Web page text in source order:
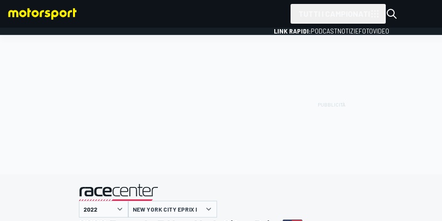
LINK RAPIDI:PODCASTNOTIZIEFOTOVIDEO
presentato da
NEW YORK CITY EPRIX I